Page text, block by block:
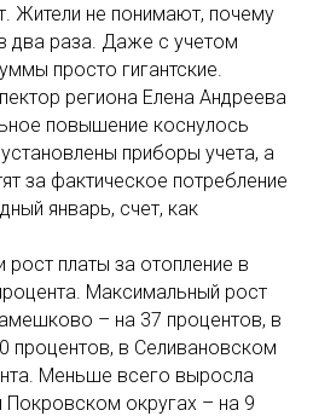
Жители не понимают, почему
два раза. Даже с учетом
просто гигантские.
региона Елена Андреева
повышение коснулось
приборы учета, а
за фактическое потребление
январь, счет, как
платы за отопление в
Максимальный рост
– на 37 процентов, в
процентов, в Селивановском
Меньше всего выросла
Покровском округах – на 9